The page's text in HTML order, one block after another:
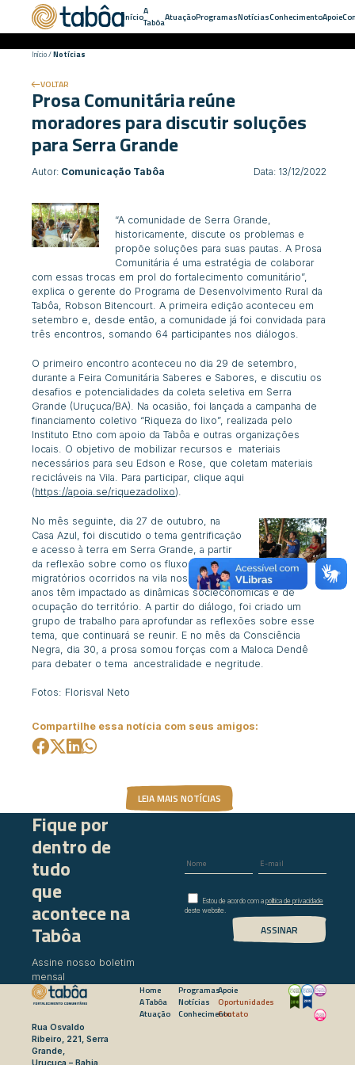
InícioA
TabôaAtuaçãoProgramasNotíciasConhecimentoApoie
Início/Notícias
Prosa Comunitária reúne
moradores para discutir soluções
para Serra Grande
VOLTAR
Autor: Comunicação Tabôa Data: 13/12/2022
“A comunidade de Serra Grande,
historicamente, discute os problemas e
propõe soluções para suas pautas. A Prosa
Comunitária é uma estratégia de colaborar
com essas trocas em prol do fortalecimento comunitário”,
explica o gerente do Programa de Desenvolvimento Rural da
Tabôa, Robson Bitencourt. A primeira edição aconteceu em
setembro e, desde então, a comunidade já foi convidada para
três encontros, somando 64 participantes nos diálogos.
O primeiro encontro aconteceu no dia 29 de setembro,
durante a Feira Comunitária Saberes e Sabores, e discutiu os
desafios e potencialidades da coleta seletiva em Serra
Grande (Uruçuca/BA). Na ocasião, foi lançada a campanha de
financiamento coletivo “Riqueza do lixo”, realizada pelo
Instituto Etno com apoio da Tabôa e outras organizações
locais. O objetivo de mobilizar recursos e
materiais
necessários para seu Edson e Rose, que coletam materiais
recicláveis na Vila. Para participar, clique aqui
(https://apoia.se/riquezadolixo).
No mês seguinte, dia 27 de outubro, na
Casa Azul, foi discutido o tema gentrificação
e acesso à terra em Serra Grande, a partir
da reflexão sobre como os fluxos
migratórios ocorridos na vila nos últimos 20
anos têm impactado as dinâmicas socieconômicas e de
ocupação do território. A partir do diálogo, foi criado um
grupo de trabalho para aprofundar as reflexões sobre esse
tema, que continuará se reunir. E no mês da Consciência
Negra, dia 30, a prosa somou forças com a Maloca Dendê
para debater o tema ancestralidade e negritude.
Fotos: Florisval Neto
Compartilhe essa notícia com seus amigos:
LEIA MAIS NOTÍCIAS
Fique por
dentro de
tudo
que
acontece na
Tabôa
Assine nosso boletim
mensal
Estou de acordo com a política de privacidade
deste website.
Rua Osvaldo
Ribeiro, 221, Serra
Grande,
Uruçuca – Bahia.
Home
A Tabôa
Atuação
Programas
Notícias
Conhecimento
Apoie
Oportunidades
Contato